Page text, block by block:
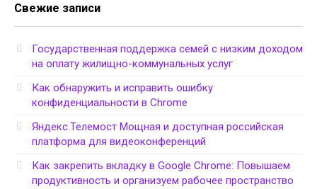
Свежие записи
Государственная поддержка семей с низким доходом
на оплату жилищно-коммунальных услуг
Как обнаружить и исправить ошибку
конфиденциальности в Chrome
Яндекс.Телемост Мощная и доступная российская
платформа для видеоконференций
Как закрепить вкладку в Google Chrome: Повышаем
продуктивность и организуем рабочее пространство